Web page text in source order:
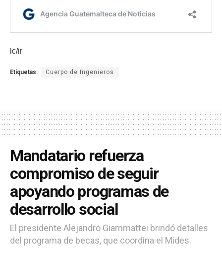
lc/ir
Etiquetas: Cuerpo de Ingenieros
Mandatario refuerza
compromiso de seguir
apoyando programas de
desarrollo social
El presidente Alejandro Giammattei brindó detalles
del programa de becas, que coordina el Mides.